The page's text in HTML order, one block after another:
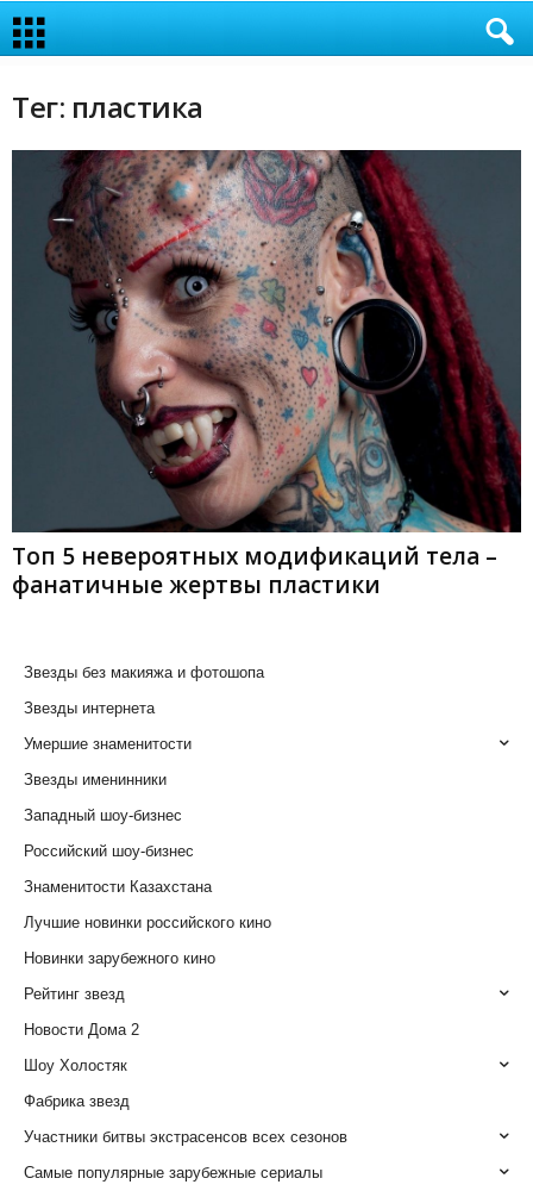
Тег: пластика
Топ 5 невероятных модификаций тела –
фанатичные жертвы пластики
Звезды без макияжа и фотошопа
Звезды интернета
Умершие знаменитости
Звезды именинники
Западный шоу-бизнес
Российский шоу-бизнес
Знаменитости Казахстана
Лучшие новинки российского кино
Новинки зарубежного кино
Рейтинг звезд
Новости Дома 2
Шоу Холостяк
Фабрика звезд
Участники битвы экстрасенсов всех сезонов
Самые популярные зарубежные сериалы